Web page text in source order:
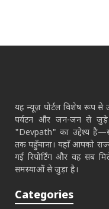
यह न्यूज़ पोर्टल विशेष रूप से
पर्यटन और जन-जन से जुड़े
"Devpath" का उद्देश्य
तक पहुँचाना। यहाँ आपको
गई रिपोर्टिंग और वह सब
समस्याओं से जुड़ा है।
Categories